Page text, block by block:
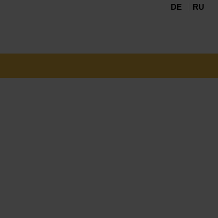
DE RU